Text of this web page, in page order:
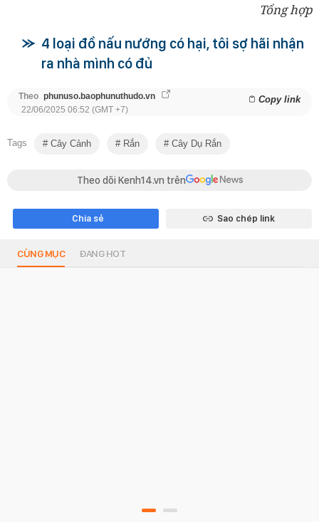
Tổng hợp
4 loại đồ nấu nướng có hại, tôi sợ hãi nhận
ra nhà mình có đủ
Theo phunuso.baophunuthudo.vn Copy link
22/06/2025 06:52 (GMT +7)
Tags Cây Cảnh Rắn Cây Dụ Rắn
Theo dõi Kenh14.vn trên
Chia sẻ Sao chép link
CÙNG MỤC ĐANG HOT